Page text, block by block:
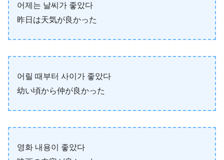
어제는 날씨가 좋았다
昨日は天気が良かった
어릴 때부터 사이가 좋았다
幼い頃から仲が良かった
영화 내용이 좋았다